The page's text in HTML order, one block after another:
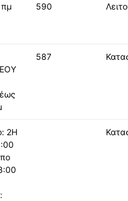
590
587
2Η